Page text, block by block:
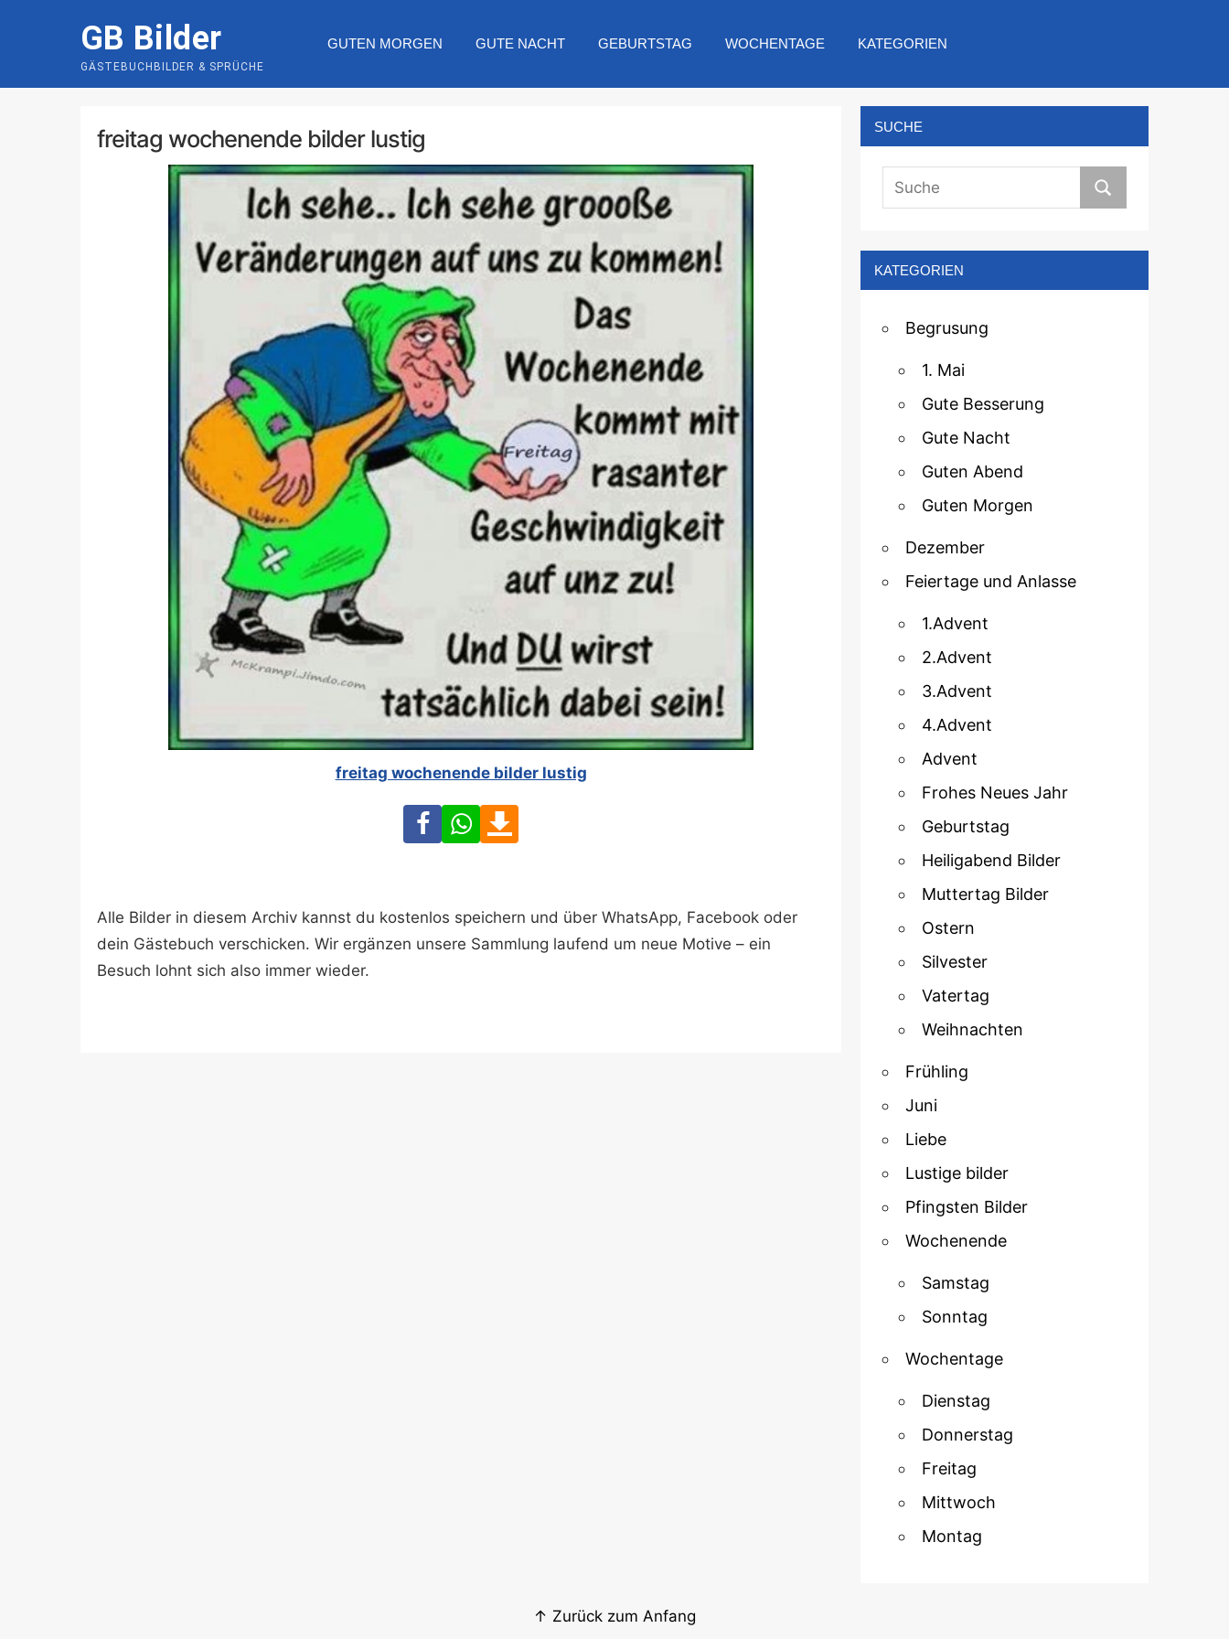
GB Bilder
GÄSTEBUCHBILDER & SPRÜCHE
GUTEN MORGEN GUTE NACHT GEBURTSTAG WOCHENTAGE KATEGORIEN
freitag wochenende bilder lustig
freitag wochenende bilder lustig
FacebookWhatsApp
Alle Bilder in diesem Archiv kannst du kostenlos speichern und über WhatsApp, Facebook oder
dein Gästebuch verschicken. Wir ergänzen unsere Sammlung laufend um neue Motive – ein
Besuch lohnt sich also immer wieder.
SUCHE
KATEGORIEN
Begrusung
1. Mai
Gute Besserung
Gute Nacht
Guten Abend
Guten Morgen
Dezember
Feiertage und Anlasse
1.Advent
2.Advent
3.Advent
4.Advent
Advent
Frohes Neues Jahr
Geburtstag
Heiligabend Bilder
Muttertag Bilder
Ostern
Silvester
Vatertag
Weihnachten
Frühling
Juni
Liebe
Lustige bilder
Pfingsten Bilder
Wochenende
Samstag
Sonntag
Wochentage
Dienstag
Donnerstag
Freitag
Mittwoch
Montag
↑ Zurück zum Anfang